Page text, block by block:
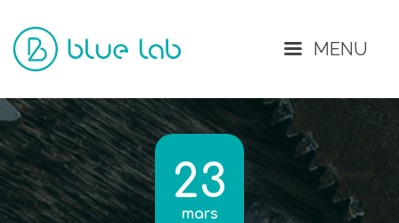
MENU
23
mars